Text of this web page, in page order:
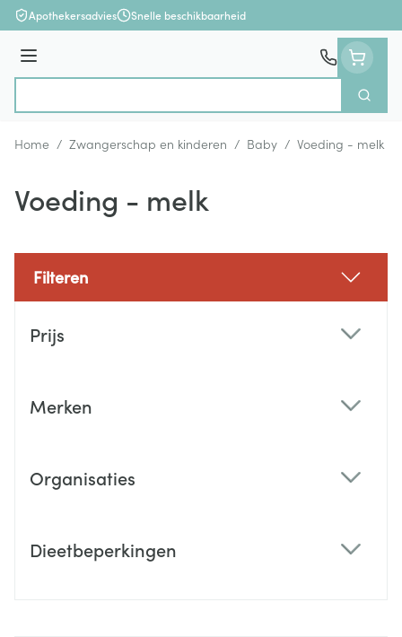
Ga naar de inhoud
Apothekersadvies Snelle beschikbaarheid
Menu
Zoek
Home / Zwangerschap en kinderen / Baby / Voeding - melk
Voeding - melk
Filteren
Prijs
Merken
Organisaties
Dieetbeperkingen